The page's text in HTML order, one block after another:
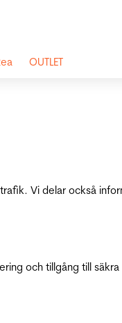
Vi delar också
och tillgång till
OUTLET